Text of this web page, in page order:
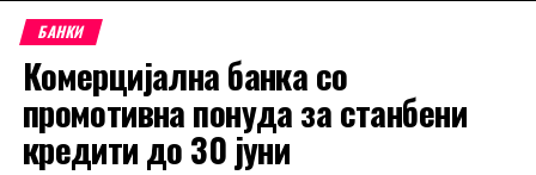
БАНКИ
Комерцијална банка со
промотивна понуда за станбени
кредити до 30 јуни